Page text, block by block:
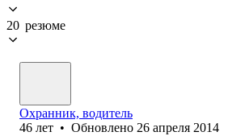
20 резюме
Охранник, водитель
46 лет • Обновлено 26 апреля 2014